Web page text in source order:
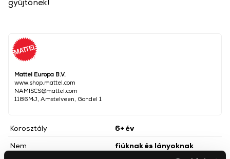
Mattel Europa B.V.
www.shop.mattel.com
NAMISCS@mattel.com
1186MJ, Amstelveen, Gondel 1
Korosztály
6+ év
Nem
fiúknak és lányoknak
gyűjtőnek!